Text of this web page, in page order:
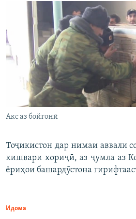
Акс аз бойгонӣ
Тоҷикистон дар нимаи аввали
кишвари хориҷӣ, аз ҷумла аз
ёриҳои башардӯстона
Идома